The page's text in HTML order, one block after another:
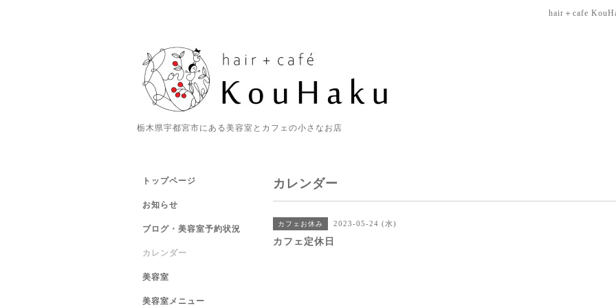
hair＋cafe
栃木県宇都宮市にある美容室とカフェの小さなお店
カレンダー
カフェお休み 2023-05-24 (水)
カフェ定休日
トップページ
お知らせ
ブログ・美容室予約状況
カレンダー
美容室
美容室メニュー